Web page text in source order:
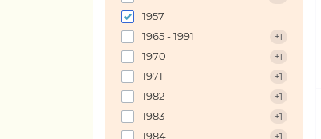
1957
1965 - 1991
+1
1970 +1
1971 +1
1982 +1
1983 +1
1984